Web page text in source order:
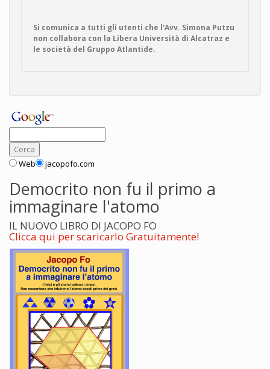
Si comunica a tutti gli utenti che l'Avv. Simona Putzu
non collabora con la Libera Università di Alcatraz e
le società del Gruppo Atlantide.
Web jacopofo.com
Democrito non fu il primo a
immaginare l'atomo
IL NUOVO LIBRO DI JACOPO FO
Clicca qui per scaricarlo Gratuitamente!